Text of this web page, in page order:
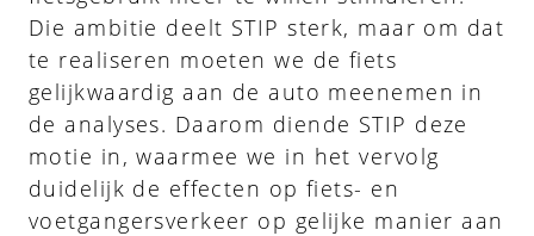
Die ambitie deelt STIP sterk, maar om dat
te realiseren moeten we de fiets
gelijkwaardig aan de auto meenemen in
de analyses. Daarom diende STIP deze
motie in, waarmee we in het vervolg
duidelijk de effecten op fiets- en
voetgangersverkeer op gelijke manier aan